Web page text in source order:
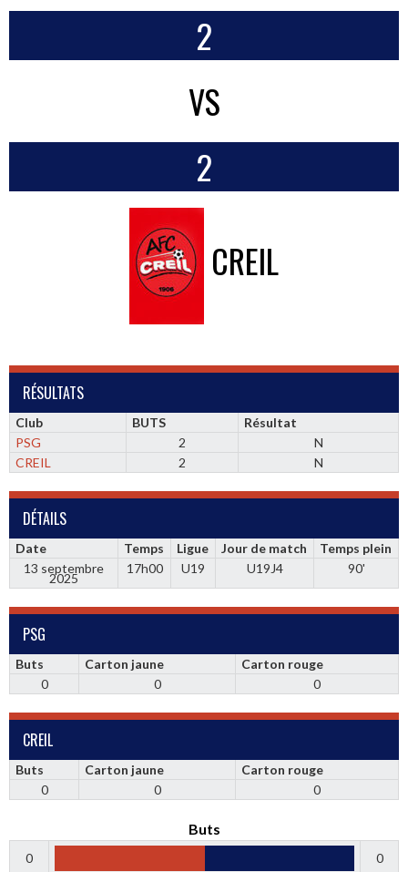
2
VS
2
CREIL
RÉSULTATS
Club BUTS
Résultat
PSG
2
N
CREIL
2 N
DÉTAILS
Date Temps Ligue Jour de match
Temps plein
13 septembre
2025
17h00 U19 U19J4 90'
PSG
Buts Carton jaune
Carton rouge
0
0 0
CREIL
Buts Carton jaune
Carton rouge
0
0 0
Buts
0 0